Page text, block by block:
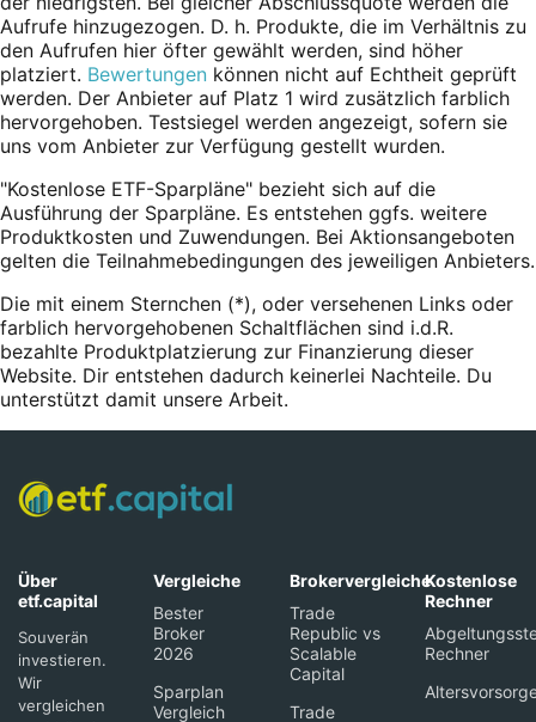
Aufrufe hinzugezogen. D. h. Produkte, die im Verhältnis zu
den Aufrufen hier öfter gewählt werden, sind höher
platziert. Bewertungen können nicht auf Echtheit geprüft
werden. Der Anbieter auf Platz 1 wird zusätzlich farblich
hervorgehoben. Testsiegel werden angezeigt, sofern sie
uns vom Anbieter zur Verfügung gestellt wurden.
"Kostenlose ETF-Sparpläne" bezieht sich auf die
Ausführung der Sparpläne. Es entstehen ggfs. weitere
Produktkosten und Zuwendungen. Bei Aktionsangeboten
gelten die Teilnahmebedingungen des jeweiligen Anbieters.
Die mit einem Sternchen (*), oder versehenen Links oder
farblich hervorgehobenen Schaltflächen sind i.d.R.
bezahlte Produktplatzierung zur Finanzierung dieser
Website. Dir entstehen dadurch keinerlei Nachteile. Du
unterstützt damit unsere Arbeit.
Über
etf.capital
Souverän
investieren.
Wir
vergleichen
Vergleiche
Bester
Broker
2026
Sparplan
Vergleich
Brokervergleiche
Trade
Republic vs
Scalable
Capital
Trade
Kostenlose
Rechner
Rechner